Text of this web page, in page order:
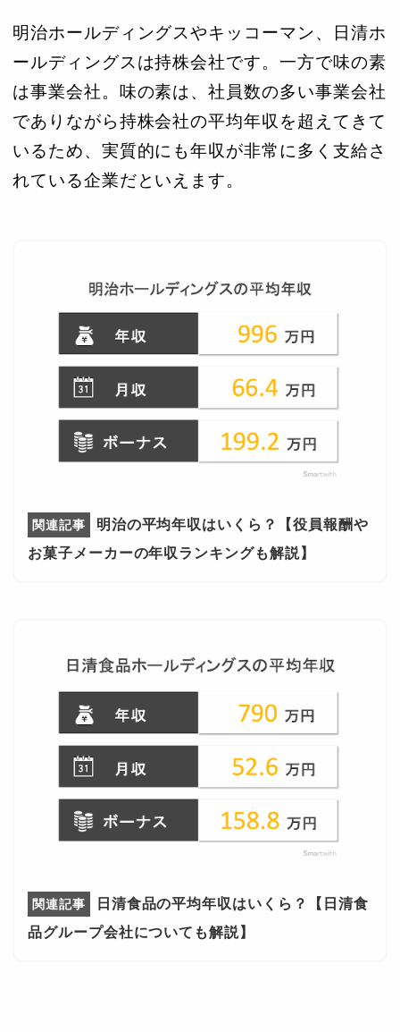
明治ホールディングスやキッコーマン、日清ホ
ールディングスは持株会社です。一方で味の素
は事業会社。味の素は、社員数の多い事業会社
でありながら持株会社の平均年収を超えてきて
いるため、実質的にも年収が非常に多く支給さ
れている企業だといえます。
明治の平均年収はいくら？【役員報酬や
お菓子メーカーの年収ランキングも解説】
日清食品の平均年収はいくら？【日清食
品グループ会社についても解説】